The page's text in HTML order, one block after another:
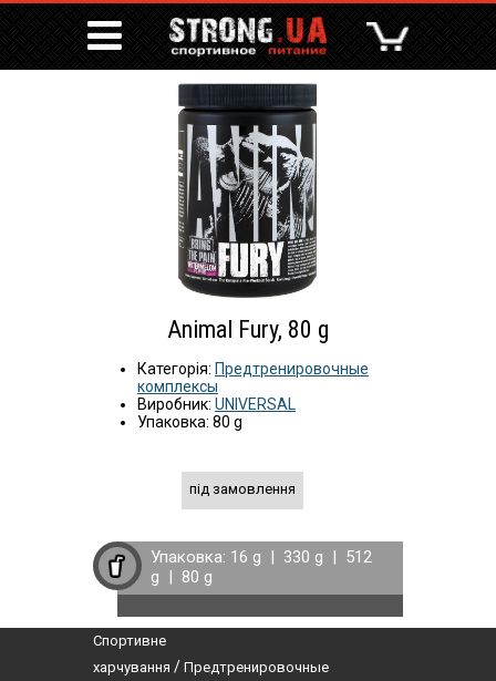
Animal Fury, 80 g
Категорія: Предтренировочные
комплексы
Виробник: UNIVERSAL
Упаковка: 80 g
під замовлення
Упаковка: 16 g | 330 g | 512
g | 80 g
Спортивне
харчування / Предтренировочные